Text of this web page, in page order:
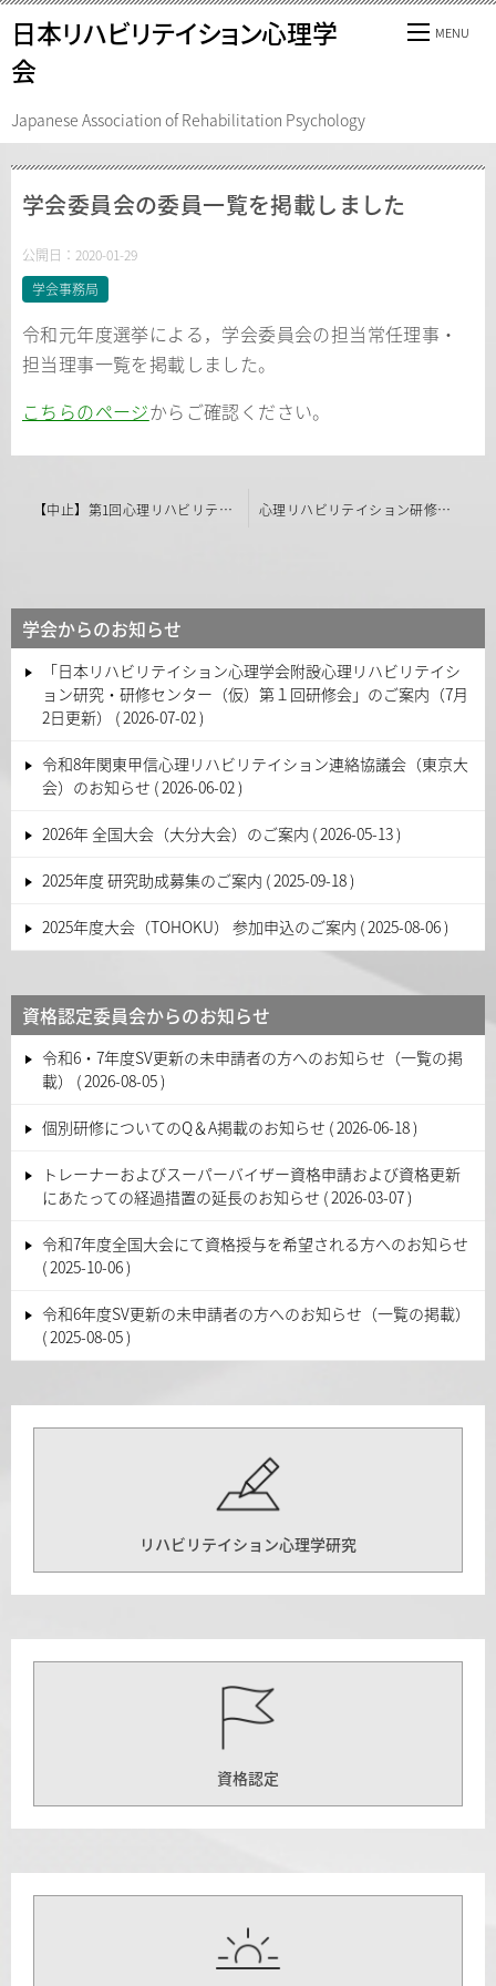
日本リハビリテイション心理学
会
Japanese Association of Rehabilitation Psychology
学会委員会の委員一覧を掲載しました
公開日： 2020-01-29
学会事務局
令和元年度選挙による，学会委員会の担当常任理事・
担当理事一覧を掲載しました。
こちらのページからご確認ください。
ビ
ゲ
ー
ョ
【中止】第1回心理リハビリテイション研修会（2020年春季）研修生募集のお知らせ 心理リハビリテイション研修会（2020年春季）の中止について
学会からのお知らせ
「日本リハビリテイション心理学会附設心理リハビリテイシ
ョン研究・研修センター（仮）第１回研修会」のご案内（7月
2日更新）
2026-07-02
令和8年関東甲信心理リハビリテイション連絡協議会（東京大
会）のお知らせ 2026-06-02
2026年 全国大会（大分大会）のご案内 2026-05-13
2025年度 研究助成募集のご案内 2025-09-18
2025年度大会（TOHOKU） 参加申込のご案内 2025-08-06
資格認定委員会からのお知らせ
令和6・7年度SV更新の未申請者の方へのお知らせ（一覧の掲
載）
2026-08-05
個別研修についてのQ＆A掲載のお知らせ 2026-06-18
トレーナーおよびスーパーバイザー資格申請および資格更新
にあたっての経過措置の延長のお知らせ 2026-03-07
令和7年度全国大会にて資格授与を希望される方へのお知らせ
2025-10-06
令和6年度SV更新の未申請者の方へのお知らせ（一覧の掲載）
2025-08-05
リハビリテイション心理学研究
資格認定